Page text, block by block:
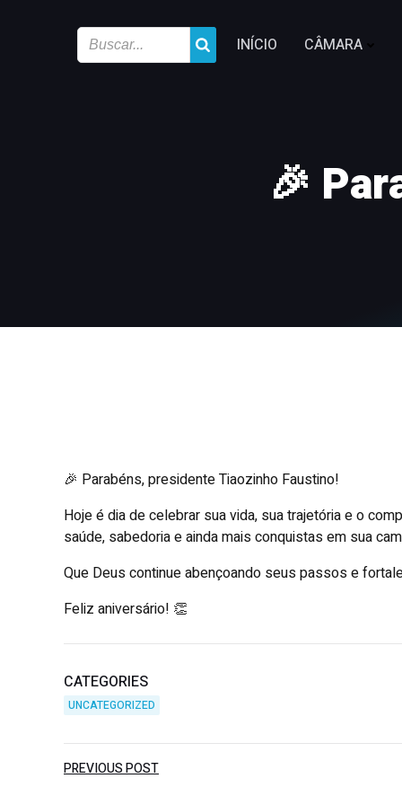
INÍCIO CÂMARA
🎉
🎉 Parabéns, presidente Tiaozinho Faustino!
Hoje é dia de celebrar sua vida, sua trajetória e o
saúde, sabedoria e ainda mais conquistas em sua
Que Deus continue abençoando seus passos e
Feliz aniversário! 👏
CATEGORIES
UNCATEGORIZED
PREVIOUS POST